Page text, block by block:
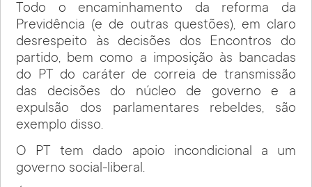
Todo o encaminhamento da reforma da
Previdência (e de outras questões), em claro
desrespeito às decisões dos Encontros do
partido, bem como a imposição às bancadas
do PT do caráter de correia de transmissão
das decisões do núcleo de governo e a
expulsão dos parlamentares rebeldes, são
exemplo disso.
O PT tem dado apoio incondicional a um
governo social-liberal.